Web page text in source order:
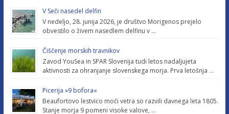
V Seči nasedel delfin
V nedeljo, 28. junija 2026, je društvo Morigenos prejelo
obvestilo o živem nasedlem delfinu v …
Čiščenje morskih travnikov
Zavod YouSea in SPAR Slovenija tudi letos nadaljujeta
aktivnosti za ohranjanje slovenskega morja. Prva letošnja …
Picerija »9 bofora«
Beaufortovo lestvico moči vetra so razvili davnega leta 1805.
Stanje morja 9 pomeni visoke valove, …